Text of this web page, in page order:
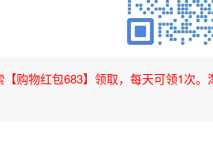
购物红包683】领取，每天可领1次